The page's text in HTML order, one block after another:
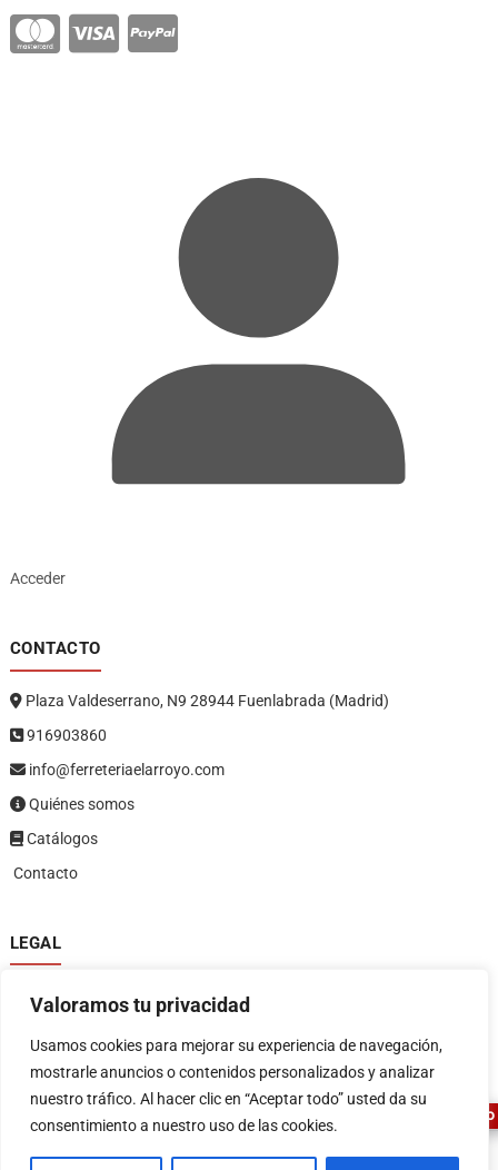
Valoramos tu privacidad
Usamos cookies para mejorar su experiencia de navegación,
mostrarle anuncios o contenidos personalizados y analizar
nuestro tráfico. Al hacer clic en “Aceptar todo” usted da su
consentimiento a nuestro uso de las cookies.
Acceder
CONTACTO
Plaza Valdeserrano, N9 28944 Fuenlabrada (Madrid)
916903860
info@ferreteriaelarroyo.com
Quiénes somos
Catálogos
Contacto
LEGAL
Política de privacidad
Política de devoluciones y reembolsos
Términos y condiciones
ASESOR FERRETERO